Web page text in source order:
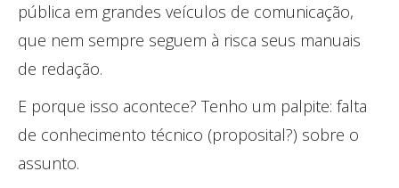
pública em grandes veículos de comunicação,
que nem sempre seguem à risca seus manuais
de redação.
E porque isso acontece? Tenho um palpite: falta
de conhecimento técnico (proposital?) sobre o
assunto.